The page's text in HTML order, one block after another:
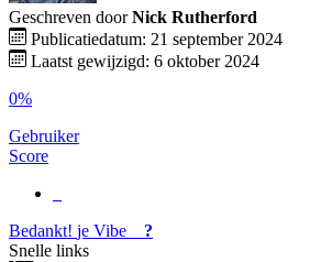
Geschreven door Nick Rutherford
Publicatiedatum: 21 september 2024
Laatst gewijzigd: 6 oktober 2024
0%
Gebruiker
Score
Bedankt! je Vibe
?
Snelle links